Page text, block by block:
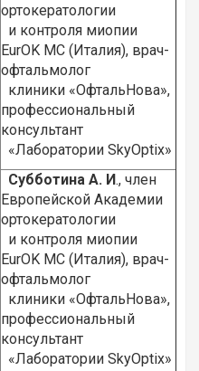
ортокератологии
и контроля миопии
EurOK MC (Италия), врач-
офтальмолог
клиники «ОфтальНова»,
профессиональный
консультант
«Лаборатории SkyOptix»
Субботина А. И., член
Европейской Академии
ортокератологии
и контроля миопии
EurOK MC (Италия), врач-
офтальмолог
клиники «ОфтальНова»,
профессиональный
консультант
«Лаборатории SkyOptix»